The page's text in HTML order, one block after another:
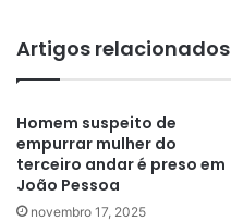
Artigos relacionados
Homem suspeito de
empurrar mulher do
terceiro andar é preso em
João Pessoa
novembro 17, 2025